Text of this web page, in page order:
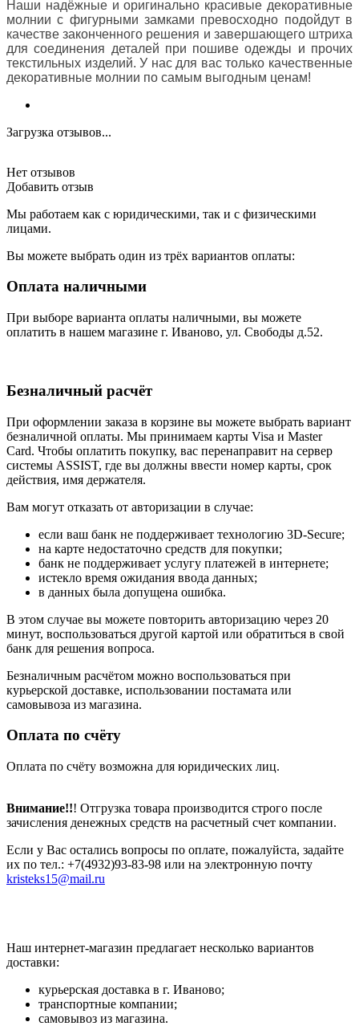
Наши надёжные и оригинально красивые декоративные
молнии с фигурными замками превосходно подойдут в
качестве законченного решения и завершающего штриха
для соединения деталей при пошиве одежды и прочих
текстильных изделий. У нас для вас только качественные
декоративные молнии по самым выгодным ценам!
Загрузка отзывов...
Нет отзывов
Добавить отзыв
Мы работаем как с юридическими, так и с физическими
лицами.
Вы можете выбрать один из трёх вариантов оплаты:
Оплата наличными
При выборе варианта оплаты наличными, вы можете
оплатить в нашем магазине г. Иваново, ул. Свободы д.52.
Безналичный расчёт
При оформлении заказа в корзине вы можете выбрать вариант
безналичной оплаты. Мы принимаем карты Visa и Master
Card. Чтобы оплатить покупку, вас перенаправит на сервер
системы ASSIST, где вы должны ввести номер карты, срок
действия, имя держателя.
Вам могут отказать от авторизации в случае:
если ваш банк не поддерживает технологию 3D-Secure;
на карте недостаточно средств для покупки;
банк не поддерживает услугу платежей в интернете;
истекло время ожидания ввода данных;
в данных была допущена ошибка.
В этом случае вы можете повторить авторизацию через 20
минут, воспользоваться другой картой или обратиться в свой
банк для решения вопроса.
Безналичным расчётом можно воспользоваться при
курьерской доставке, использовании постамата или
самовывоза из магазина.
Оплата по счёту
Оплата по счёту возможна для юридических лиц.
Внимание!!! Отгрузка товара производится строго после
зачисления денежных средств на расчетный счет компании.
Если у Вас остались вопросы по оплате, пожалуйста, задайте
их по тел.: +7(4932)93-83-98 или на электронную почту
kristeks15@mail.ru
Наш интернет-магазин предлагает несколько вариантов
доставки:
курьерская доставка в г. Иваново;
транспортные компании;
самовывоз из магазина.